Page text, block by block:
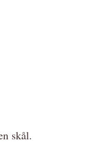
skål.